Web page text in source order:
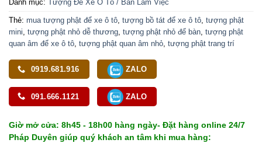
Danh mục: Tượng Để Xe Ô Tô / Bàn Làm Việc
Thẻ: mua tượng phật để xe ô tô tượng bồ tát để xe ô tô tượng phật
mini tượng phật nhỏ dễ thương tượng phật nhỏ để bàn tượng phật
quan âm để xe ô tô tượng phật quan âm nhỏ tượng phật trang trí
0919.681.916 ZALO
091.666.1121 ZALO
Giờ mở cửa: 8h45 - 18h00 hàng ngày- Đặt hàng online 24/7
Pháp Duyên giúp quý khách an tâm khi mua hàng: